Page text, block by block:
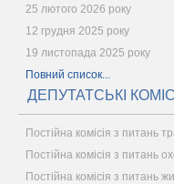
25 лютого 2026 року
12 грудня 2025 року
19 листопада 2025 року
Повний список...
ДЕПУТАТСЬКІ
Постійна комісія з питань
Постійна комісія з питань
Постійна комісія з питань